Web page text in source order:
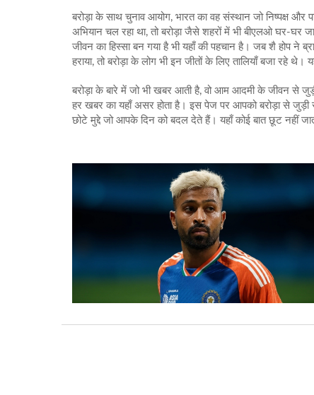
बरोड़ा के साथ चुनाव आयोग, भारत का वह संस्थान जो निष्पक्ष और
अभियान चल रहा था, तो बरोड़ा जैसे शहरों में भी बीएलओ घर-घर
जीवन का हिस्सा बन गया हैभी यहाँ की पहचान है। जब शै होप ने
हराया, तो बरोड़ा के लोग भी इन जीतों के लिए तालियाँ बजा रहे
बरोड़ा के बारे में जो भी खबर आती है, वो आम आदमी के जीवन से
हर खबर का यहाँ असर होता है। इस पेज पर आपको बरोड़ा से जुड़ी
छोटे मुद्दे जो आपके दिन को बदल देते हैं। यहाँ कोई बात छूट नहीं